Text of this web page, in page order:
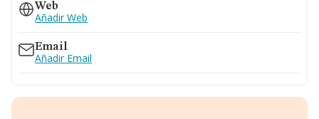
Web
Añadir Web
Email
Añadir Email